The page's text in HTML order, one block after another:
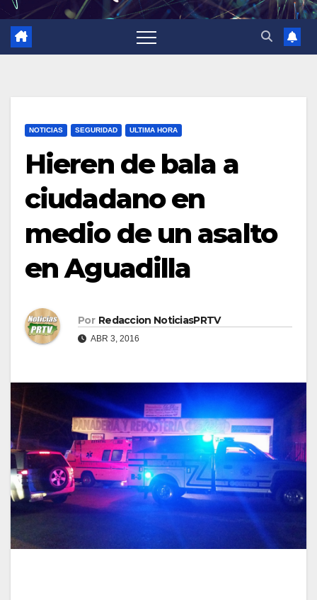
NOTICIAS SEGURIDAD ULTIMA HORA
Hieren de bala a
ciudadano en
medio de un asalto
en Aguadilla
Por Redaccion NoticiasPRTV
ABR 3, 2016